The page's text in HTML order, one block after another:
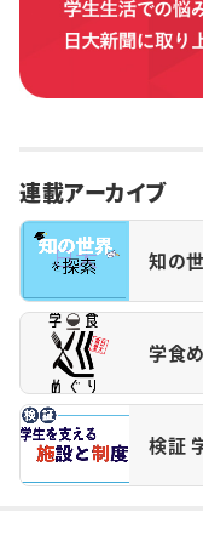
連載アーカイブ
知の
学食
検証